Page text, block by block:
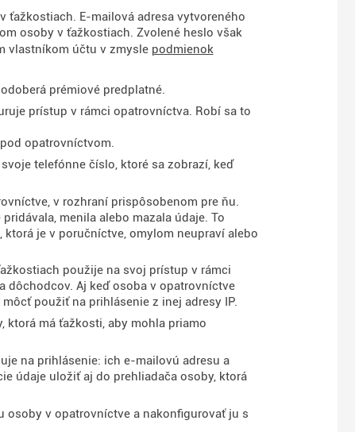
ťažkostiach. E-mailová adresa vytvoreného
osoby v ťažkostiach. Zvolené heslo však
vlastníkom účtu v zmysle podmienok
prémiové predplatné.
prístup v rámci opatrovníctva. Robí sa to
opatrovníctvom.
telefónne číslo, ktoré sa zobrazí, keď
v rozhraní prispôsobenom pre ňu.
menila alebo mazala údaje. To
je v poručníctve, omylom neupraví alebo
použije na svoj prístup v rámci
dôchodcov. Aj keď osoba v opatrovníctve
použiť na prihlásenie z inej adresy IP.
ktorá má ťažkosti, aby mohla priamo
na prihlásenie: ich e-mailovú adresu a
údaje uložiť aj do prehliadača osoby, ktorá
osoby v opatrovníctve a nakonfigurovať ju s